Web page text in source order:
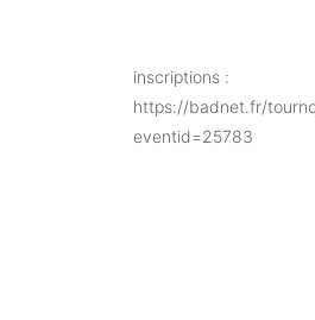
inscriptions :
https://badnet.fr/
eventid=25783